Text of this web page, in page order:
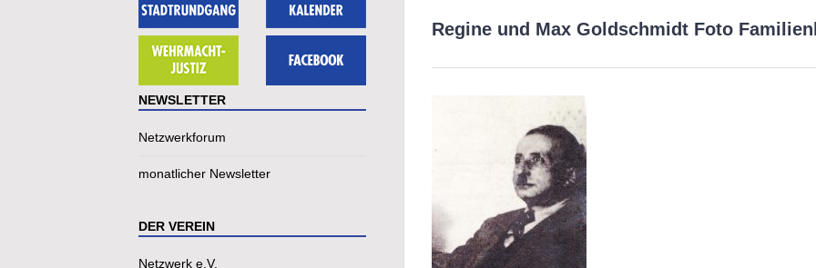
Regine und Max Goldschmidt Foto
NEWSLETTER
Netzwerkforum
monatlicher Newsletter
DER VEREIN
Netzwerk e.V.